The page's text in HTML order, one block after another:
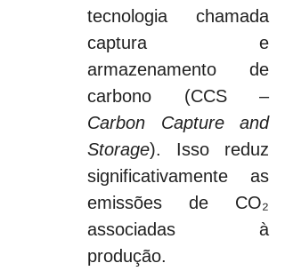
tecnologia chamada
captura e
armazenamento de
carbono (CCS –
Carbon Capture and
Storage). Isso reduz
significativamente as
emissões de CO₂
associadas à
produção.